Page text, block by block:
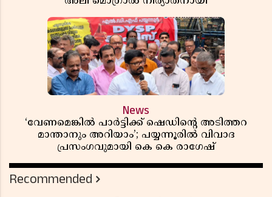
News
‘വേണമെങ്കിൽ പാർട്ടിക്ക് ഷെഡിൻ്റെ അടിത്തറ
മാന്താനും അറിയാം’; പയ്യന്നൂരിൽ വിവാദ
പ്രസംഗവുമായി കെ കെ രാഗേഷ്
Recommended